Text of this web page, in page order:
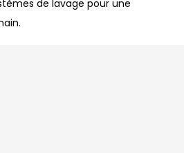
de lavage pour une